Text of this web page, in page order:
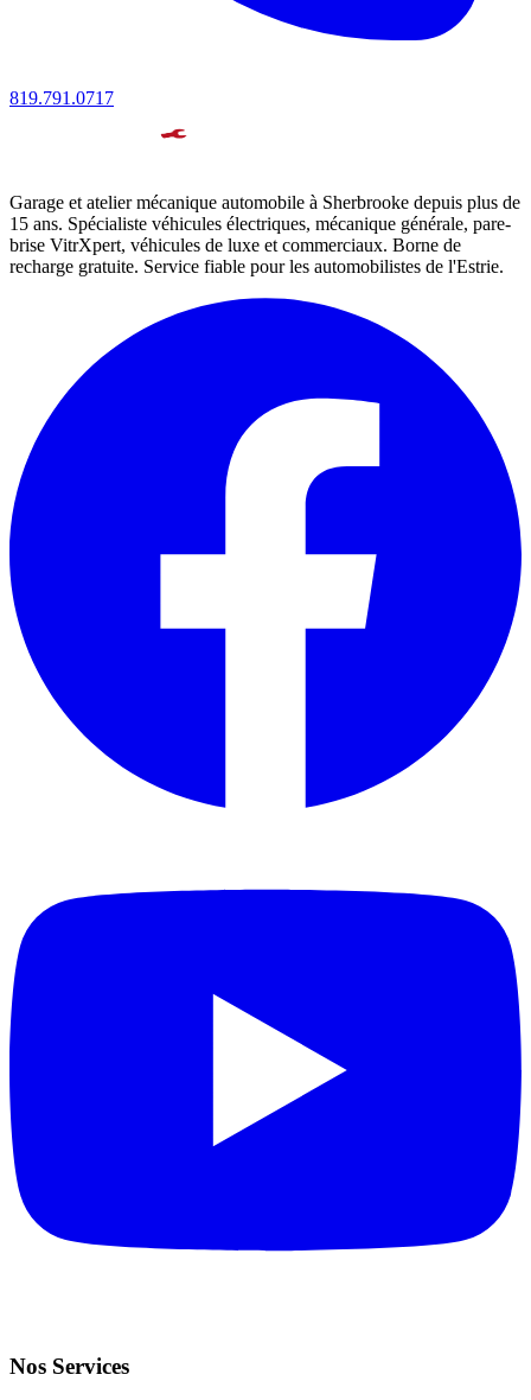
819.791.0717
Garage et atelier mécanique automobile à Sherbrooke depuis plus de
15 ans. Spécialiste véhicules électriques, mécanique générale, pare-
brise VitrXpert, véhicules de luxe et commerciaux. Borne de
recharge gratuite. Service fiable pour les automobilistes de l'Estrie.
Nos Services